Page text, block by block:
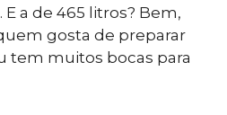
a de 465 litros? Bem,
gosta de preparar
tem muitos bocas para